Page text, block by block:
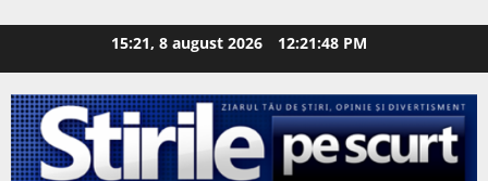
15:21, 8 august 2026 12:21:49 PM